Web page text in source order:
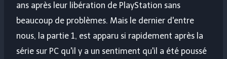
ans après leur libération de PlayStation sans
beaucoup de problèmes. Mais le dernier d'entre
nous, la partie 1, est apparu si rapidement après la
série sur PC qu'il y a un sentiment qu'il a été poussé